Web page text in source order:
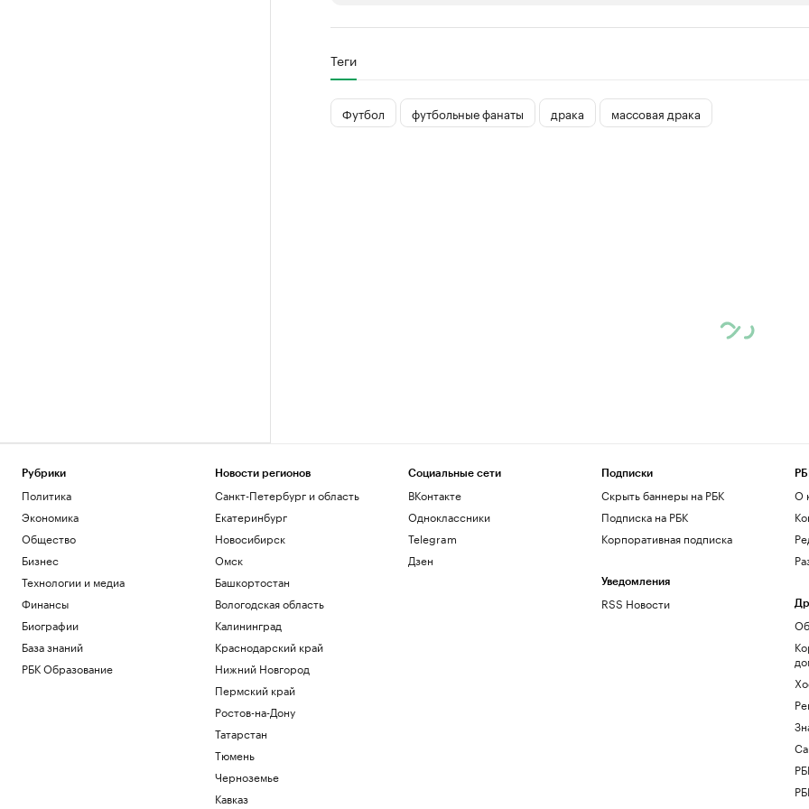
Делитесь новостями бизнеса на РБК
Управляйте страницей компании и развивайте личные бренды спикеров бизнеса
Теги
Футбол футбольные фанаты драка массовая драка
Рубрики
Политика
Экономика
Общество
Бизнес
Технологии и медиа
Финансы
Биографии
База знаний
РБК Образование
Новости регионов
Санкт-Петербург и область
Екатеринбург
Новосибирск
Омск
Башкортостан
Вологодская область
Калининград
Краснодарский край
Нижний Новгород
Пермский край
Ростов-на-Дону
Татарстан
Тюмень
Черноземье
Кавказ
Социальные сети
ВКонтакте
Одноклассники
Telegram
Дзен
Подписки
Скрыть баннеры на РБК
Подписка на РБК
Корпоративная подписка
Уведомления
RSS Новости
О